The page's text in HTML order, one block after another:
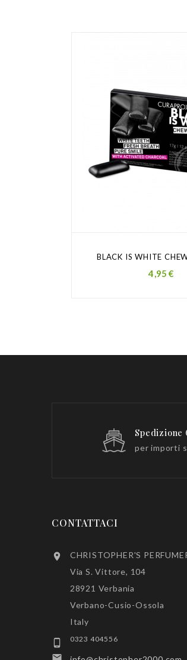
BLACK IS WHITE
Prezzo
4,95 €
Spedizione
per importi
CONTATTACI

CHRISTOPHER'S
Via S. Vittore, 104
28921 Verbania
Verbano-Cusio-Ossola
Italy
 0323 404556
